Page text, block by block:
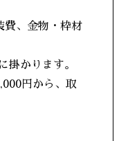
費、金物・枠材
掛かります。
円から、取